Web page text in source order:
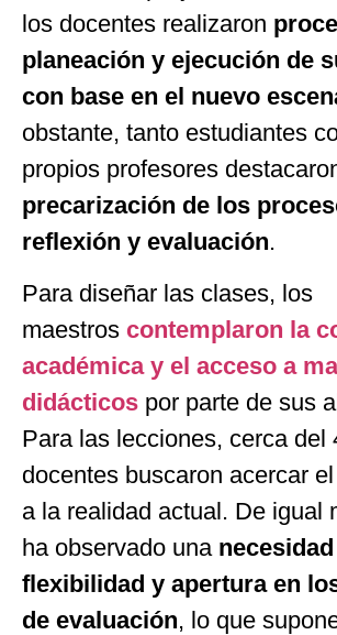
los docentes realizaron
planeación y ejecución de
con base en el nuevo
obstante, tanto estudiantes
propios profesores
precarización de los
reflexión y evaluación.
Para diseñar las clases, los
maestros contemplaron la
académica y el acceso a
didácticos por parte de sus
Para las lecciones, cerca del
docentes buscaron acercar
a la realidad actual. De igual
ha observado una
flexibilidad y apertura en
de evaluación, lo que